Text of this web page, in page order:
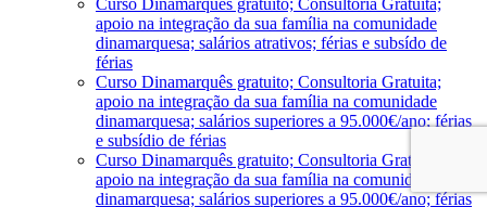
apoio na integração da sua família na comunidade
dinamarquesa; salários atrativos; férias e subsído de
férias
Curso Dinamarquês gratuito; Consultoria Gratuita;
apoio na integração da sua família na comunidade
dinamarquesa; salários superiores a 95.000€/ano; férias
e subsídio de férias
Curso Dinamarquês gratuito; Consultoria Gratuita;
apoio na integração da sua família na comunidade
dinamarquesa; salários superiores a 95.000€/ano; férias